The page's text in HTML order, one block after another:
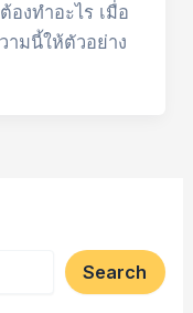
งทำอะไร เมื่อ
ามนี้ให้ตัวอย่าง
Search